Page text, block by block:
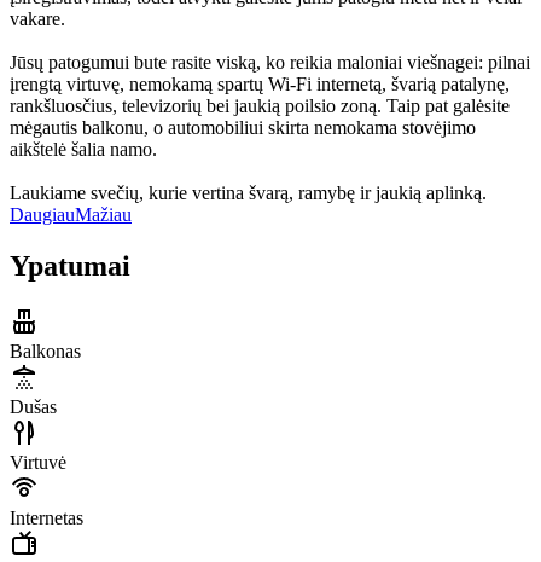
vakare.
Jūsų patogumui bute rasite viską, ko reikia maloniai viešnagei: pilnai
įrengtą virtuvę, nemokamą spartų Wi-Fi internetą, švarią patalynę,
rankšluosčius, televizorių bei jaukią poilsio zoną. Taip pat galėsite
mėgautis balkonu, o automobiliui skirta nemokama stovėjimo
aikštelė šalia namo.
Laukiame svečių, kurie vertina švarą, ramybę ir jaukią aplinką.
DaugiauMažiau
Ypatumai
Balkonas
Dušas
Virtuvė
Internetas